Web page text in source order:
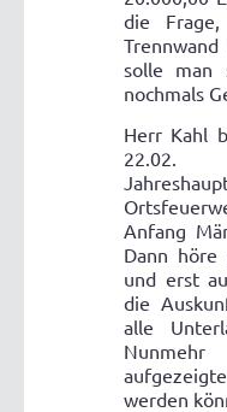
die
solle man
nochmals
Herr Kahl
Anfang
Dann
und erst
die
alle
werden